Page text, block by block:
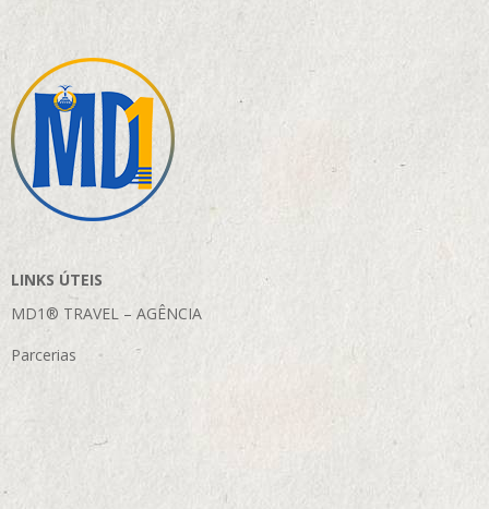
LINKS ÚTEIS
MD1® TRAVEL – AGÊNCIA
Parcerias